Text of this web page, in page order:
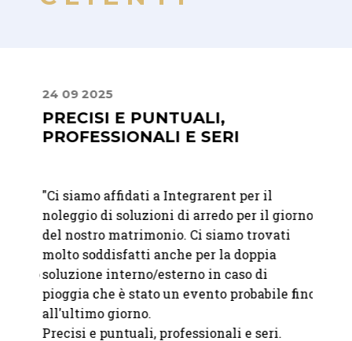
24 09 2025
PRECISI E PUNTUALI,
PROFESSIONALI E SERI
"Ci siamo affidati a Integrarent per il
noleggio di soluzioni di arredo per il giorno
del nostro matrimonio. Ci siamo trovati
molto soddisfatti anche per la doppia
soluzione interno/esterno in caso di
pioggia che è stato un evento probabile fino
all'ultimo giorno.
Precisi e puntuali, professionali e seri.